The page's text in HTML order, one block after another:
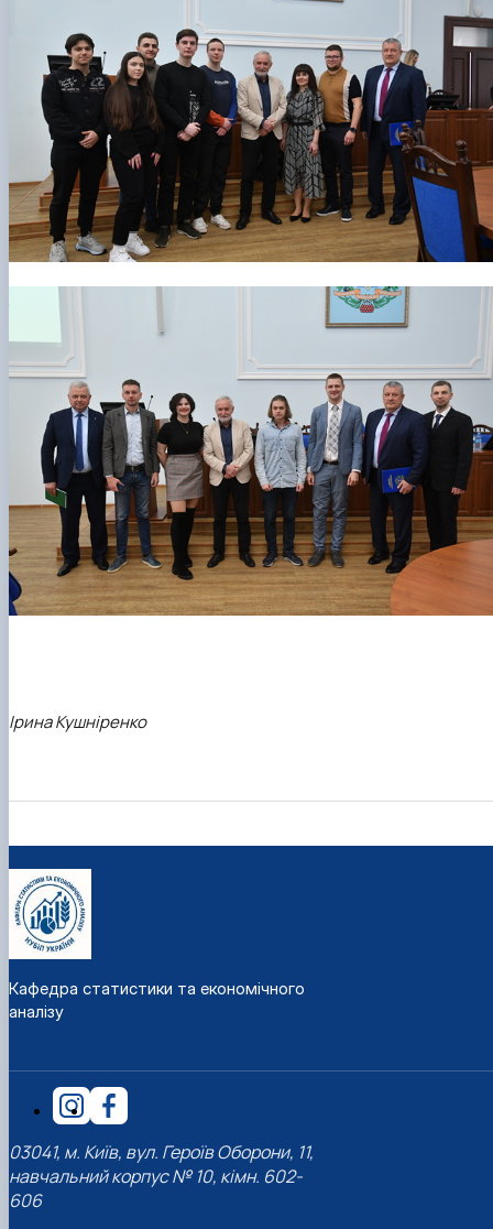
Ірина Кушніренко
Кафедра статистики та економічного
аналізу
03041, м. Київ, вул. Героїв Оборони, 11,
навчальний корпус № 10, кімн. 602-
606